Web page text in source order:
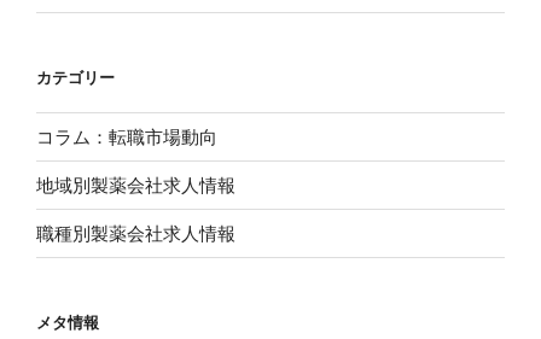
カテゴリー
コラム：転職市場動向
地域別製薬会社求人情報
職種別製薬会社求人情報
メタ情報